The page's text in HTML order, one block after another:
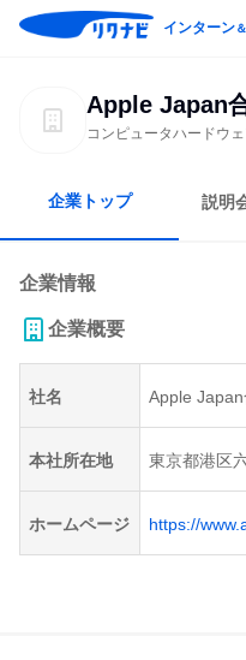
インターン＆
Apple Japan
コンピュータハードウ
企業トップ 説明
企業情報
企業概要
社名 Apple
本社所在地 東京都港区
ホームページ https://